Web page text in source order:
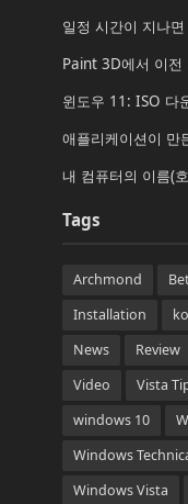
일정 시간이 지나
Paint 3D에서 이전
윈도우 11: ISO 다
애플리케이션이 만
내 컴퓨터의 이름(
Tags
Archmond
Installation
News
Review
Video
Vista
windows 10
Windows
Windows Vista